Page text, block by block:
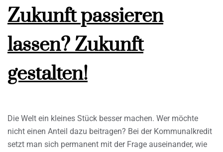
Zukunft passieren
lassen? Zukunft
gestalten!
Die Welt ein kleines Stück besser machen. Wer möchte
nicht einen Anteil dazu beitragen? Bei der Kommunalkredit
setzt man sich permanent mit der Frage auseinander, wie